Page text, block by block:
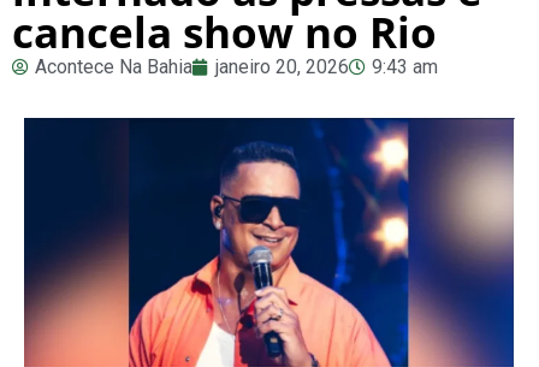
cancela show no Rio
Acontece Na Bahia janeiro 20, 2026 9:43 am